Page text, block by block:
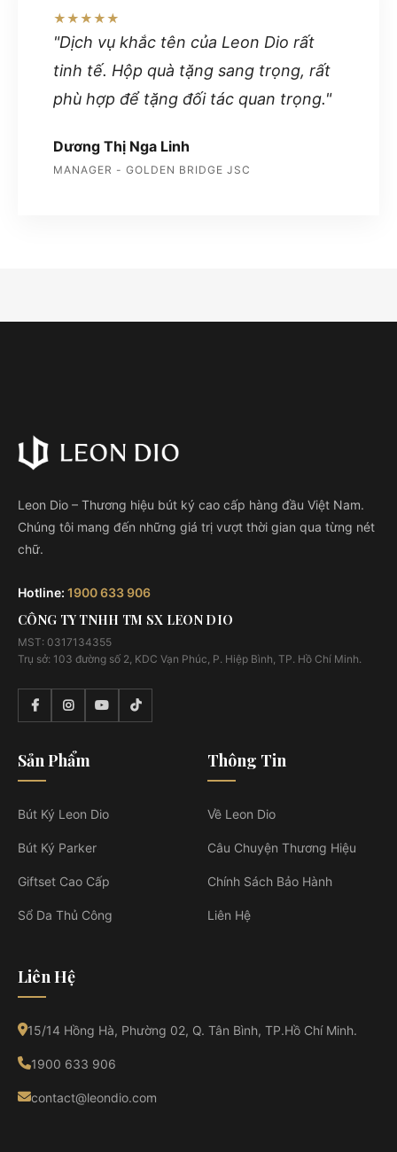
★★★★★
"Dịch vụ khắc tên của Leon Dio rất
tinh tế. Hộp quà tặng sang trọng, rất
phù hợp để tặng đối tác quan trọng."
Dương Thị Nga Linh
MANAGER - GOLDEN BRIDGE JSC
Leon Dio – Thương hiệu bút ký cao cấp hàng đầu Việt Nam.
Chúng tôi mang đến những giá trị vượt thời gian qua từng nét
chữ.
Hotline: 1900 633 906
CÔNG TY TNHH TM SX LEON DIO
MST: 0317134355
Trụ sở: 103 đường số 2, KDC Vạn Phúc, P. Hiệp Bình, TP. Hồ Chí Minh.
Sản Phẩm
Bút Ký Leon Dio
Bút Ký Parker
Giftset Cao Cấp
Sổ Da Thủ Công
Thông Tin
Về Leon Dio
Câu Chuyện Thương Hiệu
Chính Sách Bảo Hành
Liên Hệ
Liên Hệ
15/14 Hồng Hà, Phường 02, Q. Tân Bình, TP.Hồ Chí Minh.
1900 633 906
contact@leondio.com